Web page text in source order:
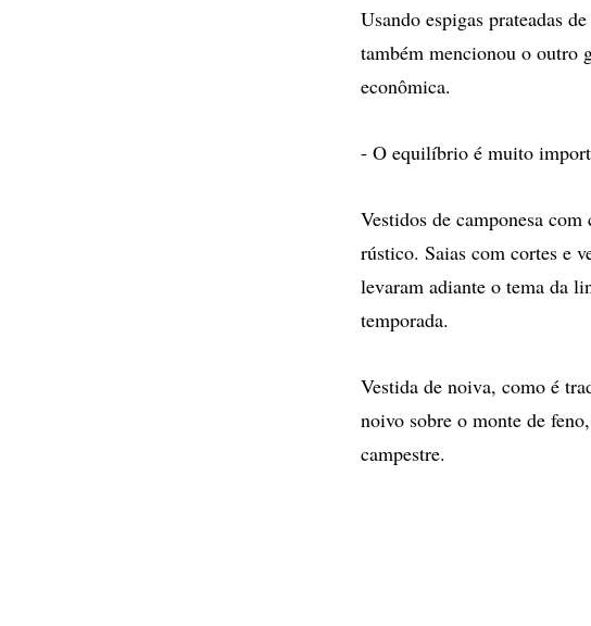
Usando espigas prateadas
também mencionou o outro
econômica.
- O equilíbrio é muito
Vestidos de camponesa
rústico. Saias com cortes e
levaram adiante o tema da
temporada.
Vestida de noiva, como é
noivo sobre o monte de
campestre.